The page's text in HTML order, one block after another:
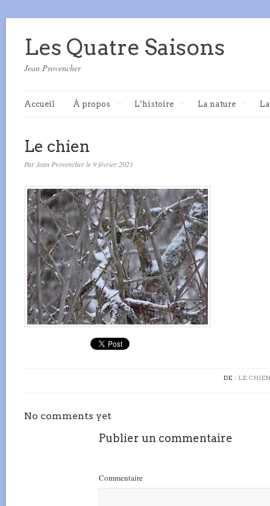
Les Quatre Saisons
Jean Provencher
Accueil À propos L’histoire La nature
Le chien
Par Jean Provencher le 9 février 2021
DE : LE
No comments yet
Publier un commentaire
Commentaire